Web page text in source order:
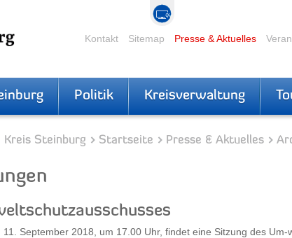
Kontakt Sitemap Presse & Aktuelles
Politik Kreisverwaltung
Kreis Steinburg Startseite Presse & Aktuelles
September 2018, um 17.00 Uhr, findet eine Sitzung des Um-